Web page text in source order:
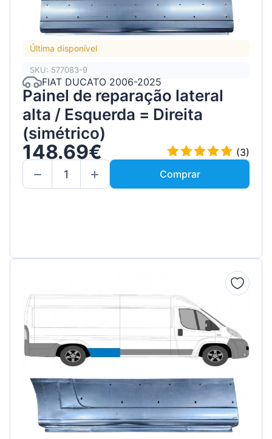
Última disponível
SKU: 577083-9
FIAT DUCATO 2006-2025
Painel de reparação lateral
alta / Esquerda = Direita
(simétrico)
148.69€
(3)
Comprar